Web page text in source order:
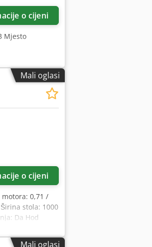
o cijeni
Mjesto
Mali oglasi
o cijeni
motora: 0,71 /
stola: 1000
Da Hod
poluga Radna
Mali oglasi